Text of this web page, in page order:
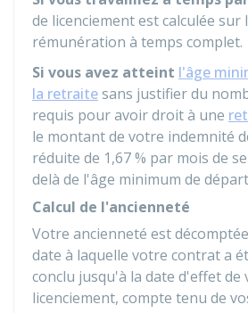
de licenciement est calculée sur
rémunération à temps complet.
Si vous avez atteint l'âge
la retraitesans justifier du
requis pour avoir droit à une
le montant de votre indemnité
réduite de 1,67 % par mois de
delà de l'âge minimum de
Calcul de l'ancienneté
Votre ancienneté est
date à laquelle votre contrat a
conclu jusqu'à la date d'effet de
licenciement, compte tenu de